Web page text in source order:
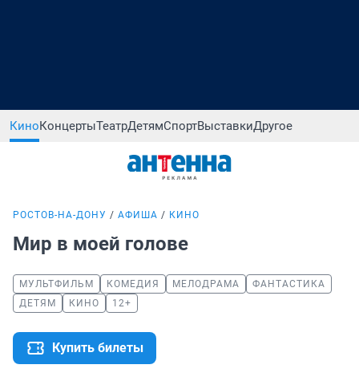
КиноКонцертыТеатрДетямСпортВыставкиДругое
РОСТОВ-НА-ДОНУ АФИША КИНО
Мир в моей голове
МУЛЬТФИЛЬМ КОМЕДИЯ МЕЛОДРАМА
ФАНТАСТИКА
ДЕТЯМ
КИНО 12+
Купить билеты